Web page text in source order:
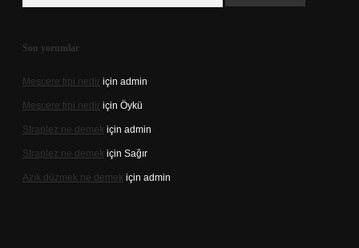
Son yorumlar
Meşcere tipi nedir için admin
Meşcere tipi nedir için Öykü
Straplez ne demek için admin
Straplez ne demek için Sağır
Azık düzmek ne demek için admin